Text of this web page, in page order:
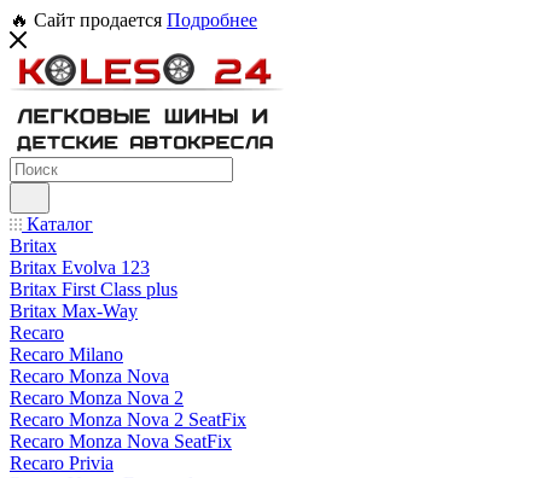
🔥 Сайт продается Подробнее
Каталог
Britax
Britax Evolva 123
Britax First Class plus
Britax Max-Way
Recaro
Recaro Milano
Recaro Monza Nova
Recaro Monza Nova 2
Recaro Monza Nova 2 SeatFix
Recaro Monza Nova SeatFix
Recaro Privia